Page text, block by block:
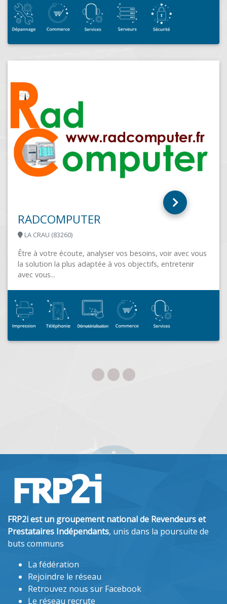
RADCOMPUTER
LA CRAU (83260)
Être à votre écoute, analyser vos besoins, voir avec vous
la solution la plus adaptée à vos objectifs, entretenir
avec vous...
FRP2i est un groupement national de Revendeurs et
Prestataires Indépendants, unis dans la poursuite de
buts communs
La fédération
Rejoindre le réseau
Retrouvez nous sur Facebook
Le réseau recrute